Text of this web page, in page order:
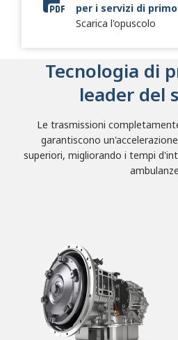
2024 Fire + Emergency
per i servizi di
Scarica l'opuscolo
Tecnologia di
leader del
Le trasmissioni
garantiscono
superiori, migliorando i tempi